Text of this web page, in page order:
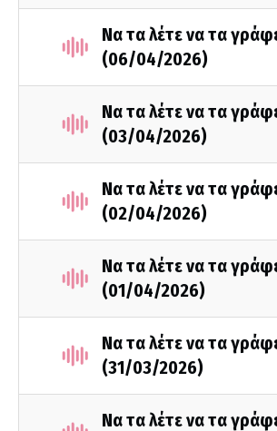
Να τα λέτε να τα
(06/04/2026)
Να τα λέτε να τα
(03/04/2026)
Να τα λέτε να τα
(02/04/2026)
Να τα λέτε να τα
(01/04/2026)
Να τα λέτε να τα
(31/03/2026)
Να τα λέτε να τα